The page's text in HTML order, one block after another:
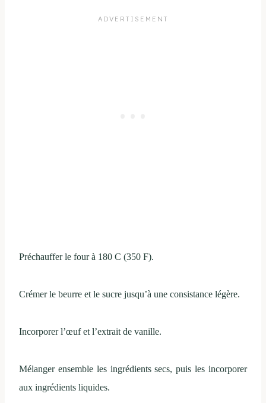
Préchauffer le four à 180 C (350 F).
Crémer le beurre et le sucre jusqu’à une consistance légère.
Incorporer l’œuf et l’extrait de vanille.
Mélanger ensemble les ingrédients secs, puis les incorporer
aux ingrédients liquides.